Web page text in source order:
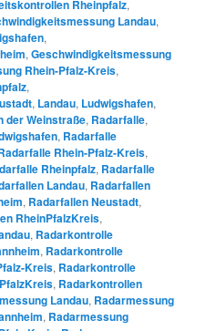
Rheinpfalz,
Landau,
,
,Geschwindigkeitsmessung
Rhein-Pfalz-Kreis,
,
, Landau, Ludwigshafen,
der Weinstraße, Radarfalle,
, Radarfalle
Rhein-Pfalz-Kreis,
Rheinpfalz, Radarfalle
Landau, Radarfallen
, Radarfallen Neustadt,
RheinPfalzKreis,
, Radarkontrolle
, Radarkontrolle
Kreis, Radarkontrolle
, Radarkontrollen
Landau, Radarmessung
, Radarmessung